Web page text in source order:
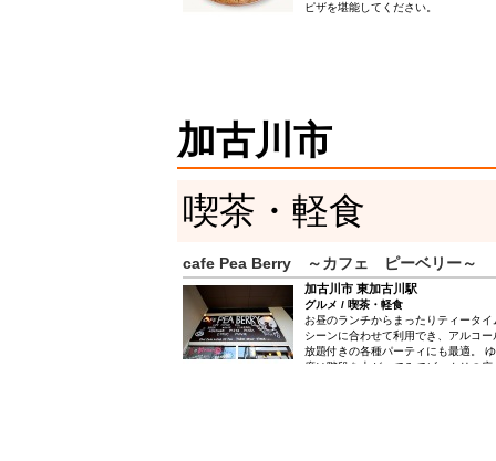
ピザを堪能してください。
加古川市
喫茶・軽食
cafe Pea Berry ～カフェ ピーベリー～
加古川市 東加古川駅
グルメ / 喫茶・軽食
お昼のランチからまったりティータ
シーンに合わせて利用でき、アルコ
放題付きの各種パーティにも最適。
席は階段を上がってみてビックリの